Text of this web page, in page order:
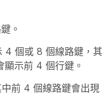
。
4 個或 8 個線路鍵，其
示前 4 個行鍵。
前 4 個線路鍵會出現